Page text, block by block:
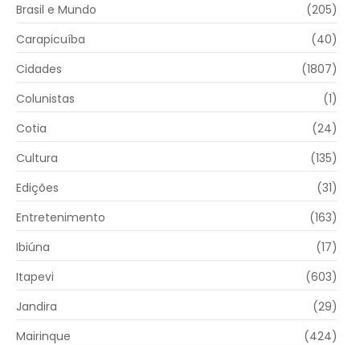
Brasil e Mundo
(205)
Carapicuíba
(40)
Cidades
(1807)
Colunistas
(1)
Cotia
(24)
Cultura
(135)
Edições
(31)
Entretenimento
(163)
Ibiúna
(17)
Itapevi
(603)
Jandira
(29)
Mairinque
(424)